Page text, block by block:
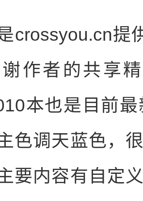
提
作者的共享
本也是目前
色调天蓝色，
要内容有自定